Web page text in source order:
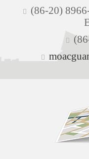
(86-20)